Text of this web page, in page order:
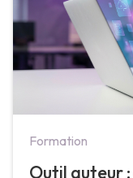
Formation
Outil auteur